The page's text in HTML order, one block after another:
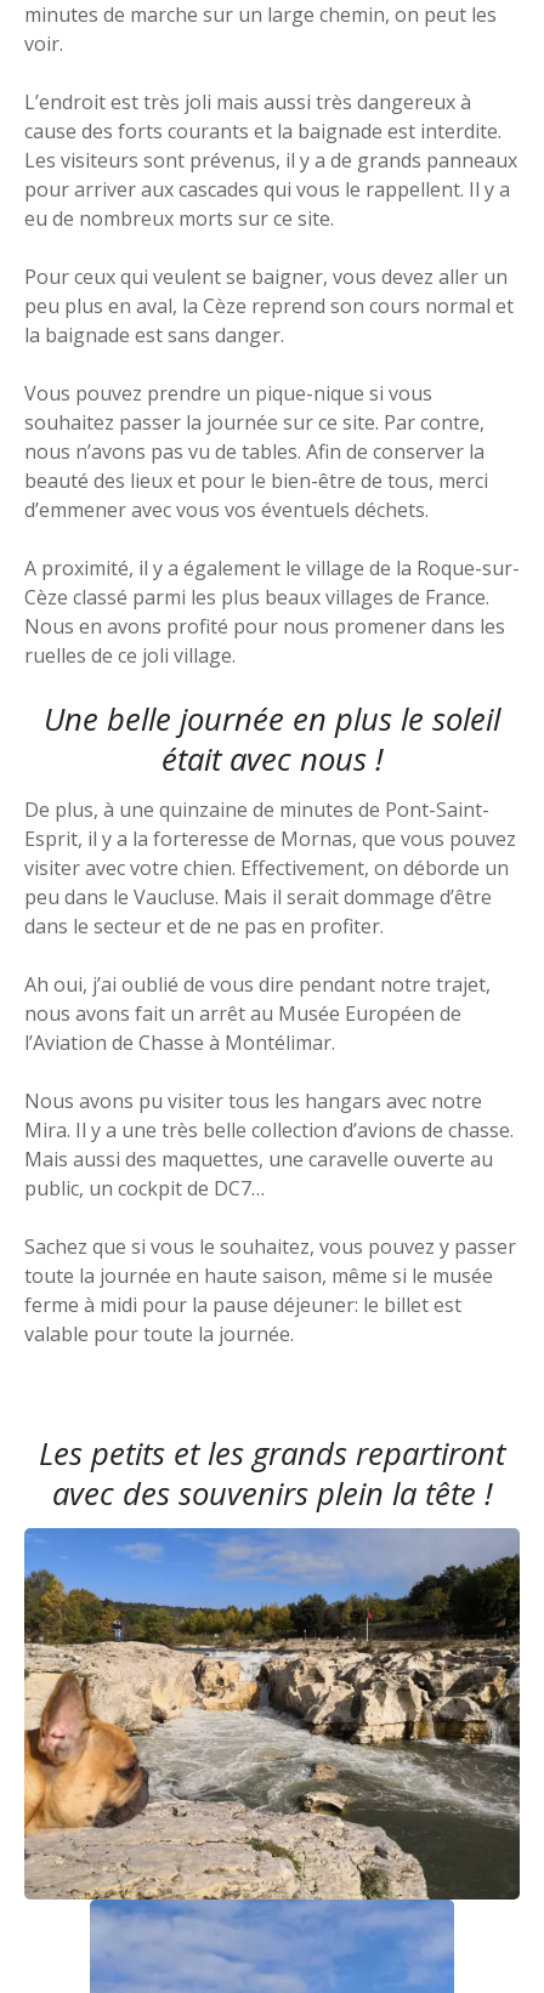
minutes de marche sur un large chemin, on peut les
voir.
L’endroit est très joli mais aussi très dangereux à
cause des forts courants et la baignade est interdite.
Les visiteurs sont prévenus, il y a de grands panneaux
pour arriver aux cascades qui vous le rappellent. Il y a
eu de nombreux morts sur ce site.
Pour ceux qui veulent se baigner, vous devez aller un
peu plus en aval, la Cèze reprend son cours normal et
la baignade est sans danger.
Vous pouvez prendre un pique-nique si vous
souhaitez passer la journée sur ce site. Par contre,
nous n’avons pas vu de tables. Afin de conserver la
beauté des lieux et pour le bien-être de tous, merci
d’emmener avec vous vos éventuels déchets.
A proximité, il y a également le village de la Roque-sur-
Cèze classé parmi les plus beaux villages de France.
Nous en avons profité pour nous promener dans les
ruelles de ce joli village.
Une belle journée en plus le soleil
était avec nous !
De plus, à une quinzaine de minutes de Pont-Saint-
Esprit, il y a la forteresse de Mornas, que vous pouvez
visiter avec votre chien. Effectivement, on déborde un
peu dans le Vaucluse. Mais il serait dommage d’être
dans le secteur et de ne pas en profiter.
Ah oui, j’ai oublié de vous dire pendant notre trajet,
nous avons fait un arrêt au Musée Européen de
l’Aviation de Chasse à Montélimar.
Nous avons pu visiter tous les hangars avec notre
Mira. Il y a une très belle collection d’avions de chasse.
Mais aussi des maquettes, une caravelle ouverte au
public, un cockpit de DC7…
Sachez que si vous le souhaitez, vous pouvez y passer
toute la journée en haute saison, même si le musée
ferme à midi pour la pause déjeuner: le billet est
valable pour toute la journée.
Les petits et les grands repartiront
avec des souvenirs plein la tête !